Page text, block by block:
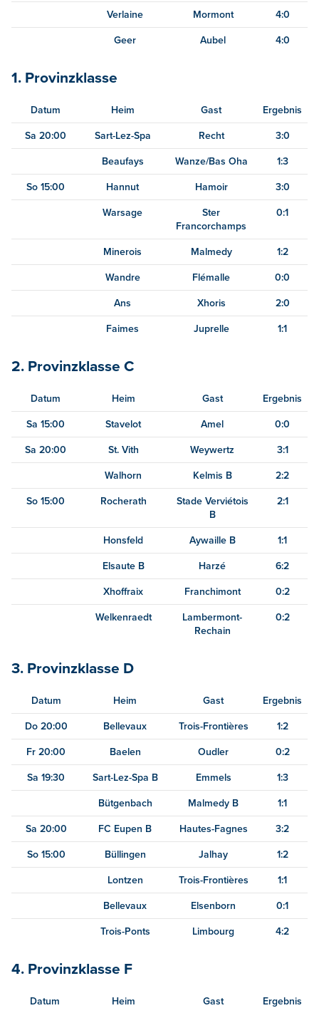
Verlaine Mormont 4:0
Geer Aubel 4:0
1. Provinzklasse
Datum Heim Gast Ergebnis
Sa 20:00 Sart-Lez-Spa Recht 3:0
Beaufays Wanze/Bas Oha 1:3
So 15:00 Hannut Hamoir 3:0
Warsage
Ster
Francorchamps
0:1
Minerois Malmedy 1:2
Wandre Flémalle 0:0
Ans Xhoris 2:0
Faimes Juprelle 1:1
2. Provinzklasse C
Datum Heim Gast Ergebnis
Sa 15:00 Stavelot Amel 0:0
Sa 20:00 St. Vith Weywertz 3:1
Walhorn Kelmis B 2:2
So 15:00 Rocherath
Stade Verviétois
B
2:1
Honsfeld Aywaille B 1:1
Elsaute B Harzé 6:2
Xhoffraix Franchimont 0:2
Welkenraedt
Lambermont-
Rechain
0:2
3. Provinzklasse D
Datum Heim Gast Ergebnis
Do 20:00 Bellevaux Trois-Frontières 1:2
Fr 20:00 Baelen Oudler 0:2
Sa 19:30 Sart-Lez-Spa B Emmels 1:3
Bütgenbach Malmedy B 1:1
Sa 20:00 FC Eupen B Hautes-Fagnes 3:2
So 15:00 Büllingen Jalhay 1:2
Lontzen Trois-Frontières 1:1
Bellevaux Elsenborn 0:1
Trois-Ponts Limbourg 4:2
4. Provinzklasse F
Datum Heim Gast Ergebnis